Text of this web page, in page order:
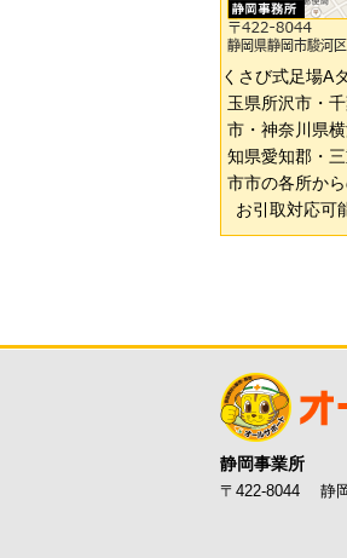
くさび式足場A
玉県所沢市・
市・神奈川県
知県愛知郡・
市市の各所から
お引取対応可
静岡事業所
〒422-8044 静